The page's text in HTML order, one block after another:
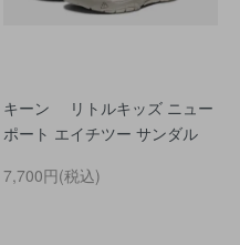
キーン リトルキッズ ニュー
ポート エイチツー サンダル
7,700円(税込)